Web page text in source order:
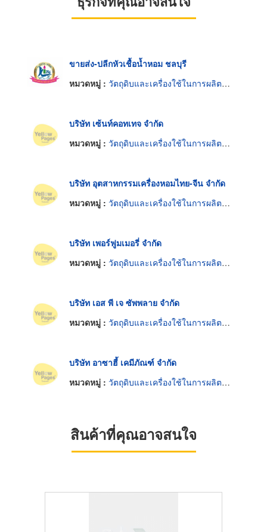
ขายส่ง-ปลีกหัวเชื้อน้ำหอม ชลบุรี
หมวดหมู่ : วัตถุดิบและเครื่องใช้ในการผลิตน้ำหอม
บริษัท เซ้นท์คอทเทจ จำกัด
หมวดหมู่ : วัตถุดิบและเครื่องใช้ในการผลิตน้ำหอม
บริษัท อุตสาหกรรมเครื่องหอมไทย-จีน จำกัด
หมวดหมู่ : วัตถุดิบและเครื่องใช้ในการผลิตน้ำหอม
บริษัท เพอร์ฟูมเมอรี่ จำกัด
หมวดหมู่ : วัตถุดิบและเครื่องใช้ในการผลิตน้ำหอม
บริษัท เอส พี เจ ซัพพลาย จำกัด
หมวดหมู่ : วัตถุดิบและเครื่องใช้ในการผลิตน้ำหอม
บริษัท อาซาฮี้ เคมีภัณฑ์ จำกัด
หมวดหมู่ : วัตถุดิบและเครื่องใช้ในการผลิตน้ำหอม
สินค้าที่คุณอาจสนใจ